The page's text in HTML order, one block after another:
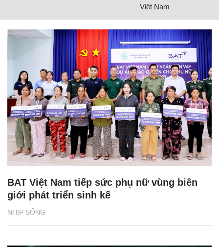
Việt Nam
NHỊP SỐNG
BAT Việt Nam tiếp sức phụ nữ vùng biên
giới phát triển sinh kế